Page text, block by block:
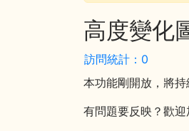
高度變化
訪問統計：0
本功能剛開放，將持
有問題要反映？歡迎